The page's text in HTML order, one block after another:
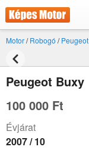
Motor/Robogó /Peugeot
Peugeot Buxy
100 000 Ft
Évjárat
2007 / 10